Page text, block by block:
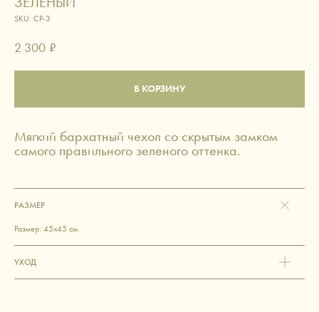
SKU: CP-3
2 300 ₽
В КОРЗИНУ
Мягкий бархатный чехол со скрытым замком
самого правильного зеленого оттенка.
РАЗМЕР
Размер: 45х45 см.
УХОД